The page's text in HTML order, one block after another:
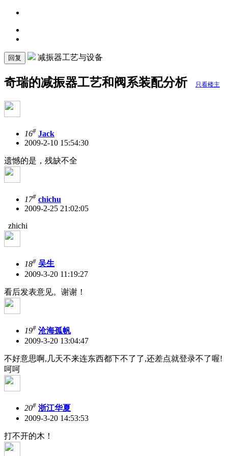
回复 减振器工艺与设备
奇瑞的减振器工艺和阀系装配分析 只看楼主
16# Jack
2009-2-10 15:54:30
遗憾的是，残缺不全
17# chichu
2009-2-25 21:02:05
zhichi
18# 吴生
2009-3-20 11:19:27
看后发表意见。谢谢！
19# 沧海孤帆
2009-3-20 13:04:47
不好意思啊,几天不来连东西都下不了了,还差点就登录不了喔!
呵呵
20# 浙江华夏
2009-3-20 14:53:53
打不开的木！